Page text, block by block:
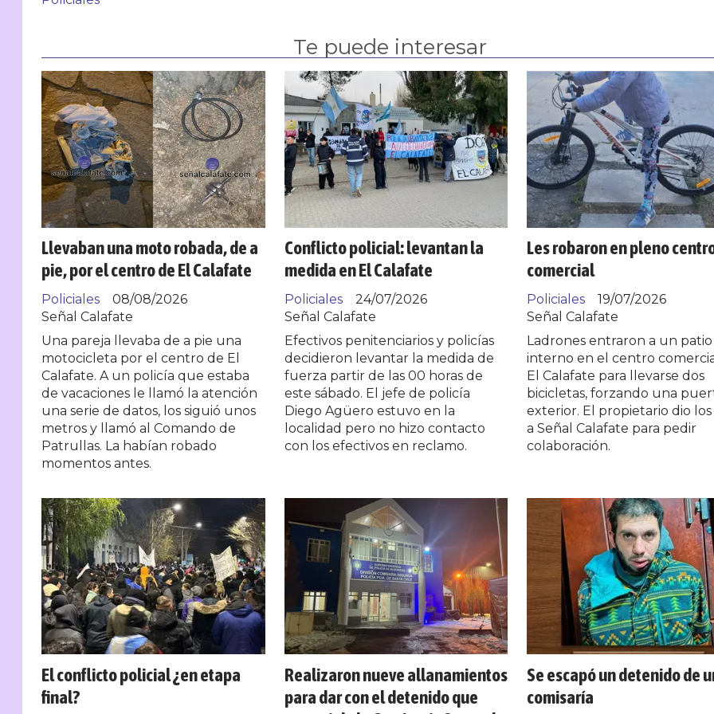
Te puede interesar
Llevaban una moto robada, de a
pie, por el centro de El Calafate
Señal Calafate
Policiales 08/08/2026
Una pareja llevaba de a pie una
motocicleta por el centro de El
Calafate. A un policía que estaba
de vacaciones le llamó la atención
una serie de datos, los siguió unos
metros y llamó al Comando de
Patrullas. La habían robado
momentos antes.
Conflicto policial: levantan la
medida en El Calafate
Señal Calafate
Policiales 24/07/2026
Efectivos penitenciarios y policías
decidieron levantar la medida de
fuerza partir de las 00 horas de
este sábado. El jefe de policía
Diego Agüero estuvo en la
localidad pero no hizo contacto
con los efectivos en reclamo.
Les robaron en pleno
comercial
Señal Calafate
Policiales 19/07/2026
Ladrones entraron a un patio
interno en el centro
El Calafate para llevarse dos
bicicletas, forzando una
exterior. El propietario dio
a Señal Calafate para pedir
colaboración.
El conflicto policial ¿en etapa
final?
Realizaron nueve allanamientos
para dar con el detenido que
Se escapó un detenido de
comisaría